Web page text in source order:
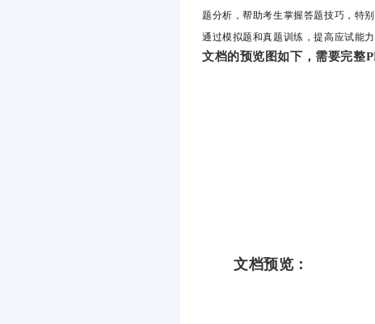
题分析，帮助考生掌握答题技巧，特
通过模拟题和真题训练，提高应试能
文档的预览图如下，需要完整
文档预览：